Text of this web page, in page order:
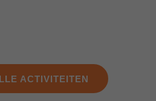
ACTIVITEITEN